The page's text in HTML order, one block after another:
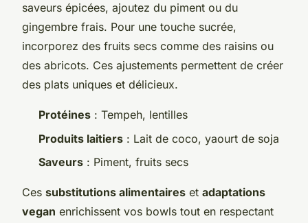
saveurs épicées, ajoutez du piment ou du
gingembre frais. Pour une touche sucrée,
incorporez des fruits secs comme des raisins ou
des abricots. Ces ajustements permettent de créer
des plats uniques et délicieux.
Protéines : Tempeh, lentilles
Produits laitiers : Lait de coco, yaourt de soja
Saveurs : Piment, fruits secs
Ces substitutions alimentaires et adaptations
vegan enrichissent vos bowls tout en respectant